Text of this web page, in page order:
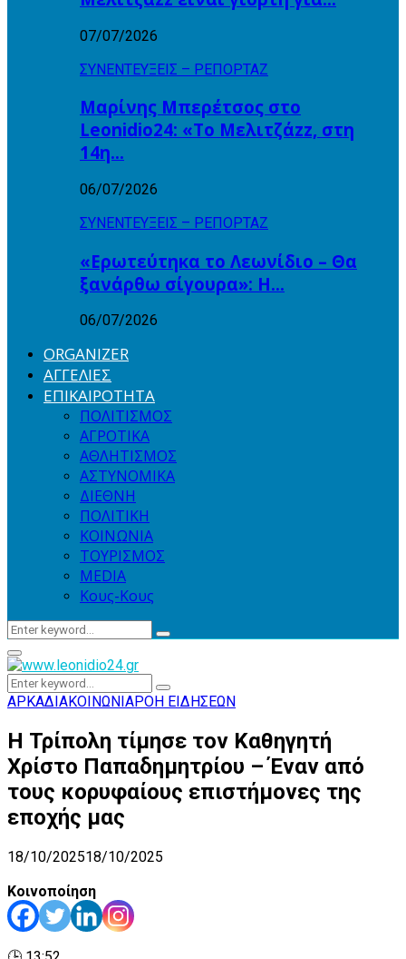
07/07/2026
ΣΥΝΕΝΤΕΥΞΕΙΣ – ΡΕΠΟΡΤΑΖ
Μαρίνης Μπερέτσος στο
Leonidio24: «Το Μελιτζάzz, στη
14η…
06/07/2026
ΣΥΝΕΝΤΕΥΞΕΙΣ – ΡΕΠΟΡΤΑΖ
«Ερωτεύτηκα το Λεωνίδιο – Θα
ξανάρθω σίγουρα»: Η…
06/07/2026
ORGANIZER
ΑΓΓΕΛΙΕΣ
ΕΠΙΚΑΙΡΟΤΗΤΑ
ΠΟΛΙΤΙΣΜΟΣ
ΑΓΡΟΤΙΚΑ
ΑΘΛΗΤΙΣΜΟΣ
ΑΣΤΥΝΟΜΙΚΑ
ΔΙΕΘΝΗ
ΠΟΛΙΤΙΚΗ
ΚΟΙΝΩΝΙΑ
ΤΟΥΡΙΣΜΟΣ
MEDIA
Κους-Κους
Search
Search
Primary
Menu
Search
for:
Search
ΑΡΚΑΔΙΑΚΟΙΝΩΝΙΑΡΟΗ ΕΙΔΗΣΕΩΝ
Η Τρίπολη τίμησε τον Καθηγητή
Χρίστο Παπαδημητρίου – Έναν από
τους κορυφαίους επιστήμονες της
εποχής μας
18/10/202518/10/2025
Κοινοποίηση